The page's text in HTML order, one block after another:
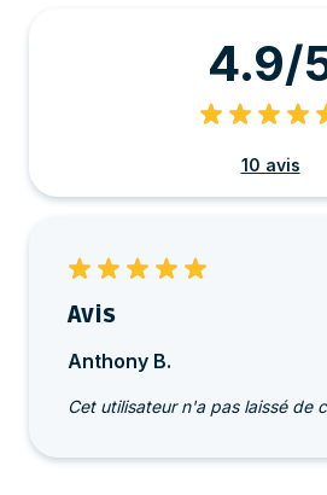
4.9/
10 avis
Avis
Anthony B.
Cet utilisateur n'a pas laissé de